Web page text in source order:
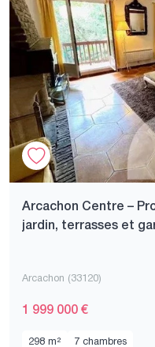
Arcachon Centre –
jardin, terrasses et
Arcachon (33120)
1 999 000 €
298 m² 7 chambres